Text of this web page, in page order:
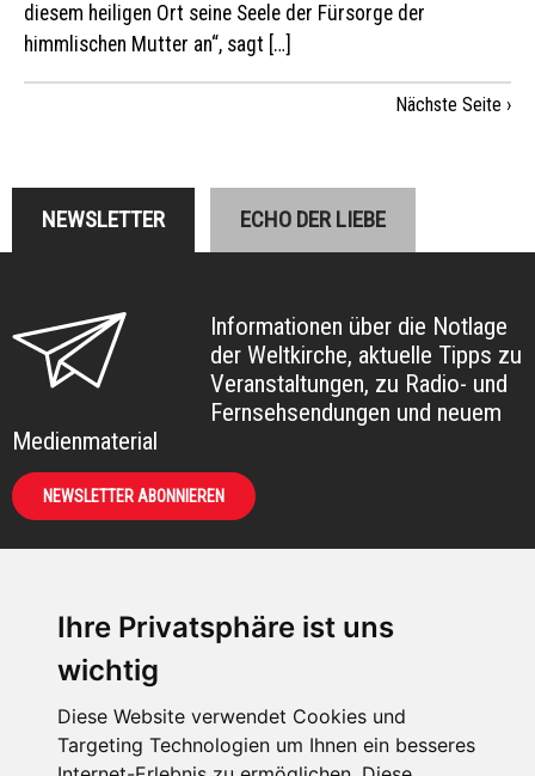
Ihre Privatsphäre ist uns
wichtig
Diese Website verwendet Cookies und
Targeting Technologien um Ihnen ein besseres
diesem heiligen Ort seine Seele der Fürsorge der
himmlischen Mutter an“, sagt […]
Nächste Seite ›
NEWSLETTER ECHO DER LIEBE
Informationen über die Notlage
der Weltkirche, aktuelle Tipps zu
Veranstaltungen, zu Radio- und
Fernsehsendungen und neuem
Medienmaterial
NEWSLETTER ABONNIEREN
KIRCHE IN NOT -
Österreich
Weimarer Straße 104/3
1190 Wien